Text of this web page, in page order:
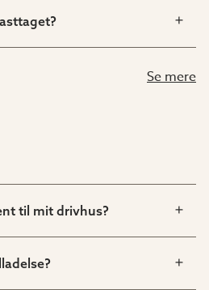
Se mere
til mit drivhus?